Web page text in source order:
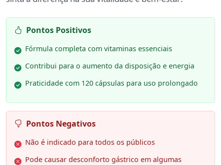
Pontos Positivos
Fórmula completa com vitaminas essenciais
Contribui para o aumento da disposição e energia
Praticidade com 120 cápsulas para uso prolongado
Pontos Negativos
Não é indicado para todos os públicos
Pode causar desconforto gástrico em algumas